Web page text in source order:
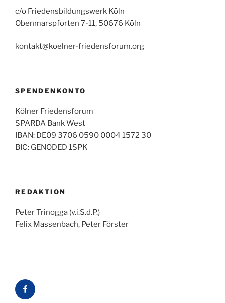
c/o Friedensbildungswerk Köln
Obenmarspforten 7-11, 50676 Köln
kontakt@koelner-friedensforum.org
SPENDENKONTO
Kölner Friedensforum
SPARDA Bank West
IBAN: DE09 3706 0590 0004 1572 30
BIC: GENODED 1SPK
REDAKTION
Peter Trinogga (v.i.S.d.P.)
Felix Massenbach, Peter Förster
Facebook